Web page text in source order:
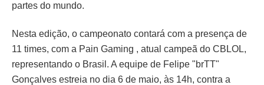
partes do mundo.
Nesta edição, o campeonato contará com a presença de
11 times, com a Pain Gaming , atual campeã do CBLOL,
representando o Brasil. A equipe de Felipe "brTT"
Gonçalves estreia no dia 6 de maio, às 14h, contra a